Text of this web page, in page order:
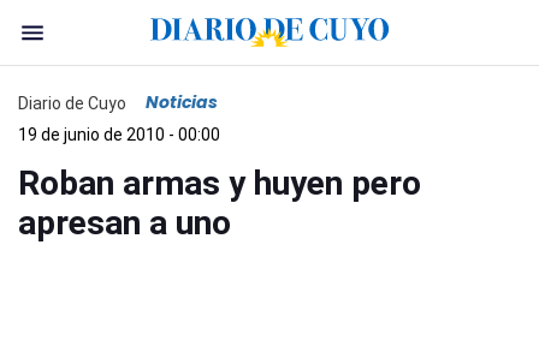
Diario de Cuyo Noticias
19 de junio de 2010 - 00:00
Roban armas y huyen pero
apresan a uno